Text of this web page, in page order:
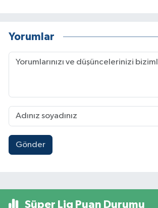
Yorumlar
Gönder
Süper Lig Puan Durumu